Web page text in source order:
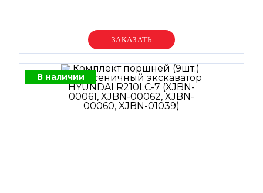
Уточняйте цену
В наличии